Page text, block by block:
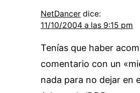
NetDancer dice:
11/10/2004 a las 9:15 pm
Tenías que haber
comentario con un
nada para no dejar en